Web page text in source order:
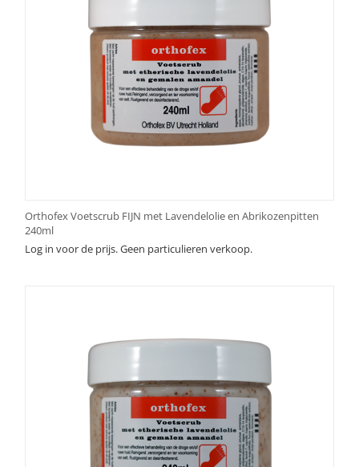
Orthofex Voetscrub FIJN met Lavendelolie en Abrikozenpitten
240ml
Log in voor de prijs. Geen particulieren verkoop.